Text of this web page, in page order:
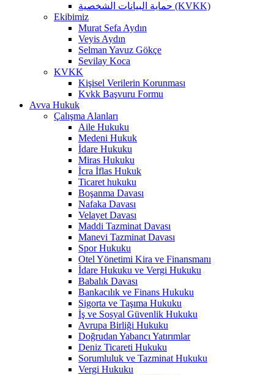
حماية البيانات الشخصية (KVKK)
Ekibimiz
Murat Sefa Aydın
Veyis Aydın
Selman Yavuz Gökçe
Sevilay Koca
KVKK
Kişisel Verilerin Korunması
Kvkk Başvuru Formu
Avva Hukuk
Çalışma Alanları
Aile Hukuku
Medeni Hukuk
İdare Hukuku
Miras Hukuku
İcra İflas Hukuk
Ticaret hukuku
Boşanma Davası
Nafaka Davası
Velayet Davası
Maddi Tazminat Davası
Manevi Tazminat Davası
Spor Hukuku
Otel Yönetimi Kira ve Finansmanı
İdare Hukuku ve Vergi Hukuku
Babalık Davası
Bankacılık ve Finans Hukuku
Sigorta ve Taşıma Hukuku
İş ve Sosyal Güvenlik Hukuku
Avrupa Birliği Hukuku
Doğrudan Yabancı Yatırımlar
Deniz Ticareti Hukuku
Sorumluluk ve Tazminat Hukuku
Vergi Hukuku